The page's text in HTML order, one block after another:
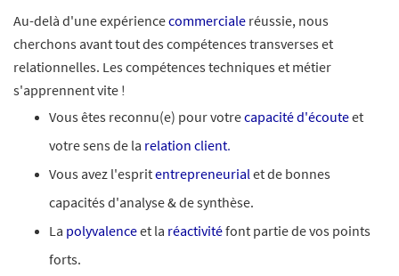
Au-delà d'une expériencecommerciale réussie, nous
cherchons avant tout des compétences transverses et
relationnelles. Les compétences techniques et métier
s'apprennent vite !
Vous êtes reconnu(e) pour votrecapacité d'écouteet
votre sens de la relation client.
Vous avez l'espritentrepreneurialet de bonnes
capacités d'analyse & de synthèse.
La polyvalenceet la réactivitéfont partie de vos points
forts.